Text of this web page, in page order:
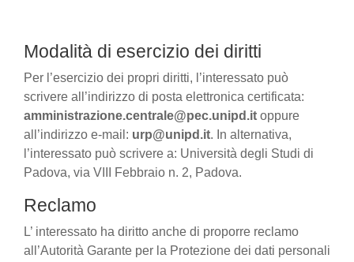
Modalità di esercizio dei diritti
Per l’esercizio dei propri diritti, l’interessato può
scrivere all’indirizzo di posta elettronica certificata:
amministrazione.centrale@pec.unipd.it oppure
all’indirizzo e-mail: urp@unipd.it. In alternativa,
l’interessato può scrivere a: Università degli Studi di
Padova, via VIII Febbraio n. 2, Padova.
Reclamo
L’ interessato ha diritto anche di proporre reclamo
all’Autorità Garante per la Protezione dei dati personali